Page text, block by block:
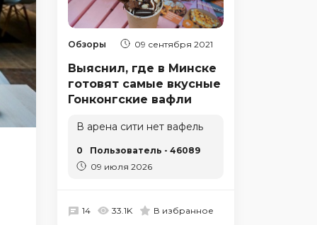
Обзоры 09 сентября 2021
Выяснил, где в Минске
готовят самые вкусные
Гонконгские вафли
В арена сити нет вафель
0
Пользователь - 46089
09 июля 2026
14 33.1K В избранное